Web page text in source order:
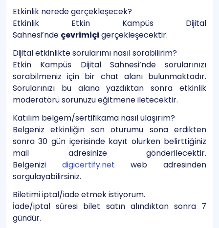
Etkinlik nerede gerçekleşecek?
Etkinlik Etkin Kampüs Dijital
Sahnesi’nde çevrimiçi gerçekleşecektir.
Dijital etkinlikte sorularımı nasıl sorabilirim?
Etkin Kampüs Dijital Sahnesi’nde sorularınızı
sorabilmeniz için bir chat alanı bulunmaktadır.
Sorularınızı bu alana yazdıktan sonra etkinlik
moderatörü sorunuzu eğitmene iletecektir.
Katılım belgem/sertifikama nasıl ulaşırım?
Belgeniz etkinliğin son oturumu sona erdikten
sonra 30 gün içerisinde kayıt olurken belirttiğiniz
mail adresinize gönderilecektir.
Belgenizi digicertify.net web adresinden
sorgulayabilirsiniz.
Biletimi iptal/iade etmek istiyorum.
İade/iptal süresi bilet satın alındıktan sonra 7
gündür.